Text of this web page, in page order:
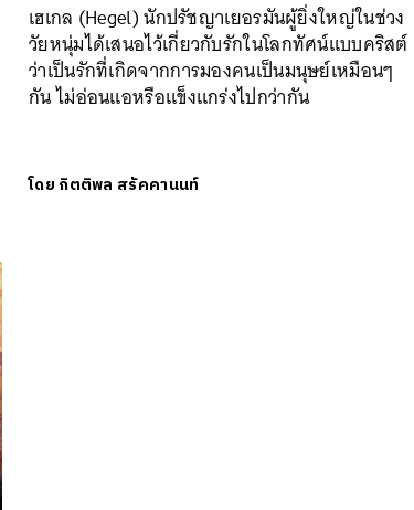
เฮเกล (Hegel) นักปรัชญาเยอรมันผู้ยิ่งใหญ่ในช่วง
วัยหนุ่มได้เสนอไว้เกี่ยวกับรักในโลกทัศน์แบบคริสต์
ว่าเป็นรักที่เกิดจากการมองคนเป็นมนุษย์เหมือนๆ
กัน ไม่อ่อนแอหรือแข็งแกร่งไปกว่ากัน
โดย กิตติพล สรัคคานนท์
SHARE TWEET LINE EMAIL